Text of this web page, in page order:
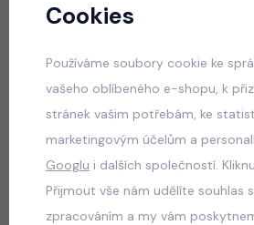
165 Kč
Cookies
Používáme soubory cookie ke
vašeho oblíbeného e-shopu, k
stránek vašim potřebám, ke
marketingovým účelům a
Googlu i dalších společností.
Přijmout vše nám udělíte souhlas
zpracováním a my vám